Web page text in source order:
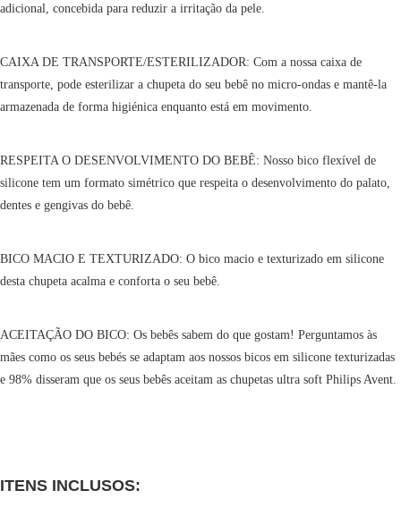
adicional, concebida para reduzir a irritação da pele.
CAIXA DE TRANSPORTE/ESTERILIZADOR: Com a nossa caixa de
transporte, pode esterilizar a chupeta do seu bebê no micro-ondas e mantê-la
armazenada de forma higiénica enquanto está em movimento.
RESPEITA O DESENVOLVIMENTO DO BEBÊ: Nosso bico flexível de
silicone tem um formato simétrico que respeita o desenvolvimento do palato,
dentes e gengivas do bebê.
BICO MACIO E TEXTURIZADO: O bico macio e texturizado em silicone
desta chupeta acalma e conforta o seu bebê.
ACEITAÇÃO DO BICO: Os bebês sabem do que gostam! Perguntamos às
mães como os seus bebés se adaptam aos nossos bicos em silicone texturizadas
e 98% disseram que os seus bebês aceitam as chupetas ultra soft Philips Avent.
ITENS INCLUSOS: